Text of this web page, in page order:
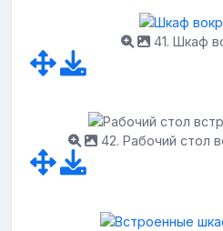
41. Шкаф
42. Рабочий стол